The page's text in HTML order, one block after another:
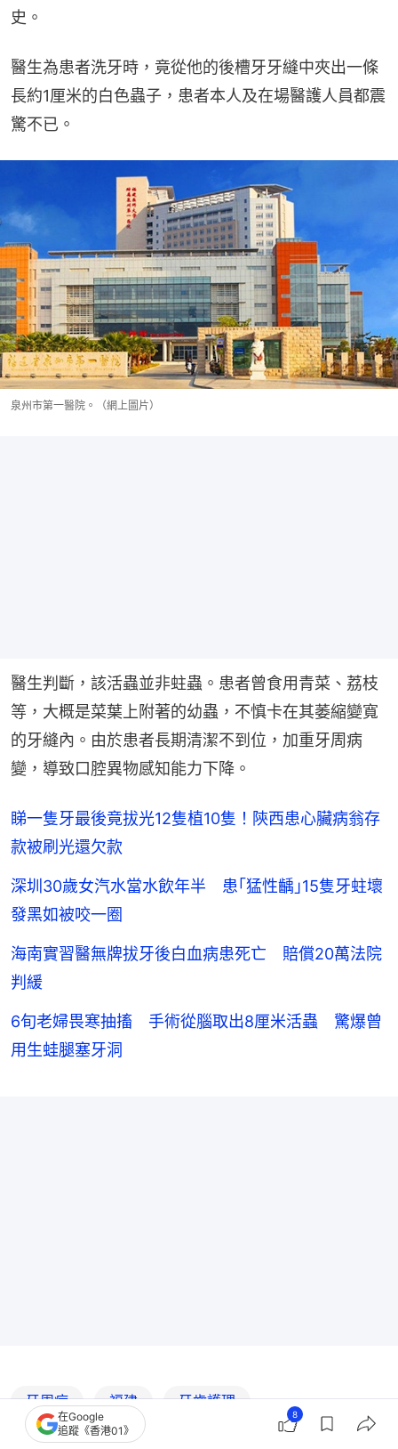
史。
醫生為患者洗牙時，竟從他的後槽牙牙縫中夾出一條
長約1厘米的白色蟲子，患者本人及在場醫護人員都震
驚不已。
泉州市第一醫院。（網上圖片）
醫生判斷，該活蟲並非蛀蟲。患者曾食用青菜、荔枝
等，大概是菜葉上附著的幼蟲，不慎卡在其萎縮變寬
的牙縫內。由於患者長期清潔不到位，加重牙周病
變，導致口腔異物感知能力下降。
睇一隻牙最後竟拔光12隻植10隻！陝西患心臟病翁存
款被刷光還欠款
深圳30歲女汽水當水飲年半 患｢猛性齲｣15隻牙蛀壞
發黑如被咬一圈
海南實習醫無牌拔牙後白血病患死亡 賠償20萬法院
判緩
6旬老婦畏寒抽搐 手術從腦取出8厘米活蟲 驚爆曾
用生蛙腿塞牙洞
牙周病 福建 牙齒護理
在Google
追蹤《香港01》
8